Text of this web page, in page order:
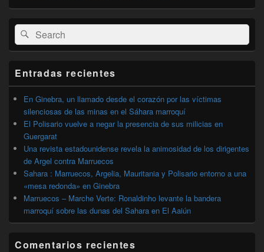
área
de
widget
lateral
primaria
Buscar
por:
Buscar
Entradas recientes
En Ginebra, un llamado desde el corazón por las víctimas
silenciosas de las minas en el Sáhara marroquí
El Polisario vuelve a negar la presencia de sus milicias en
Guergarat
Una revista estadounidense revela la animosidad de los dirigentes
de Argel contra Marruecos
Sahara : Marruecos, Argelia, Mauritania y Polisario entorno a una
«mesa redonda» en Ginebra
Marruecos – Marche Verte: Ronaldinho levante la bandera
marroquí sobre las dunas del Sahara en El Aaiún
Comentarios recientes